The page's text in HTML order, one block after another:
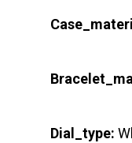
Dial_type: